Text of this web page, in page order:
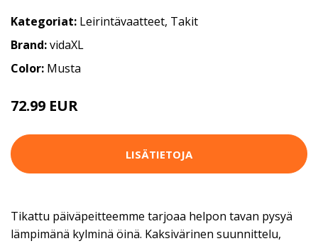
Kategoriat: Leirintävaatteet, Takit
Brand:vidaXL
Color: Musta
72.99 EUR
LISÄTIETOJA
Tikattu päiväpeitteemme tarjoaa helpon tavan pysyä
lämpimänä kylminä öinä. Kaksivärinen suunnittelu,